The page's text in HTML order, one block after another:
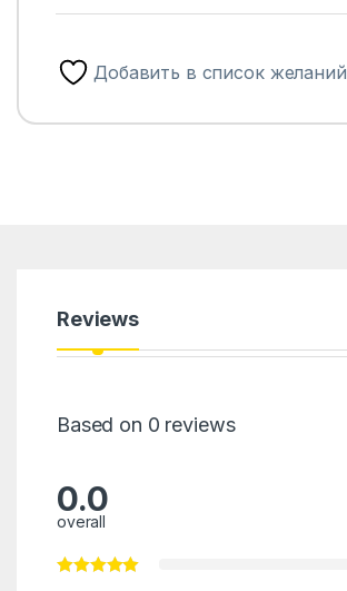
Добавить в список желаний
Reviews
Based on 0 reviews
0.0
overall